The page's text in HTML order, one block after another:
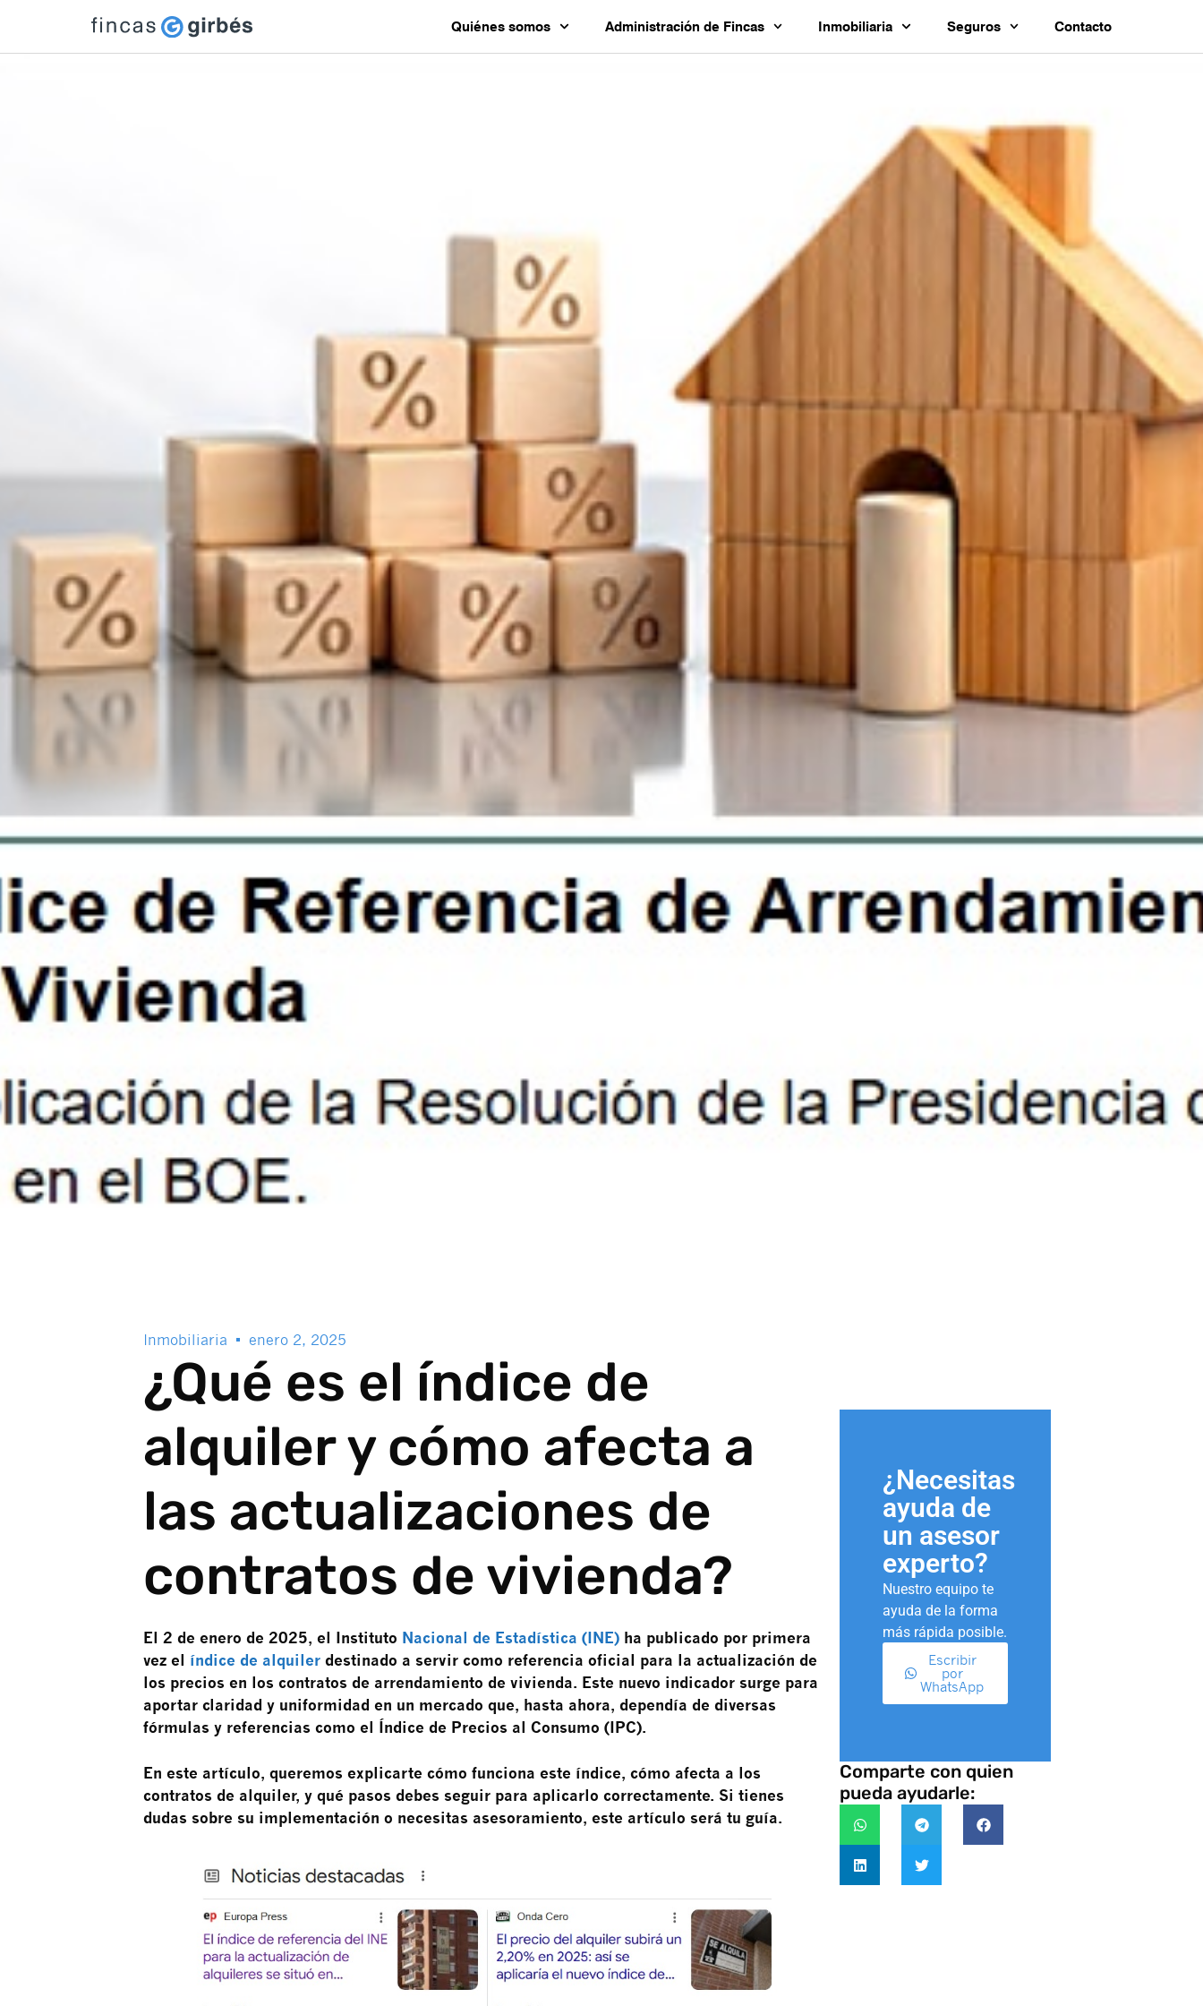
Quiénes somos Administración de Fincas Inmobiliaria Seguros Contacto
Inmobiliaria enero 2, 2025
¿Qué es el índice de
alquiler y cómo afecta a
las actualizaciones de
contratos de vivienda?
El 2 de enero de 2025, el Instituto Nacional de Estadística (INE) ha publicado por primera
vez el índice de alquiler destinado a servir como referencia oficial para la actualización de
los precios en los contratos de arrendamiento de vivienda. Este nuevo indicador surge para
aportar claridad y uniformidad en un mercado que, hasta ahora, dependía de diversas
fórmulas y referencias como el Índice de Precios al Consumo (IPC).
En este artículo, queremos explicarte cómo funciona este índice, cómo afecta a los
contratos de alquiler, y qué pasos debes seguir para aplicarlo correctamente. Si tienes
dudas sobre su implementación o necesitas asesoramiento, este artículo será tu guía.
¿Necesitas
ayuda de
un asesor
experto?
Nuestro equipo te
ayuda de la forma
más rápida posible.
Escribir
por
WhatsApp
Comparte con quien
pueda ayudarle: